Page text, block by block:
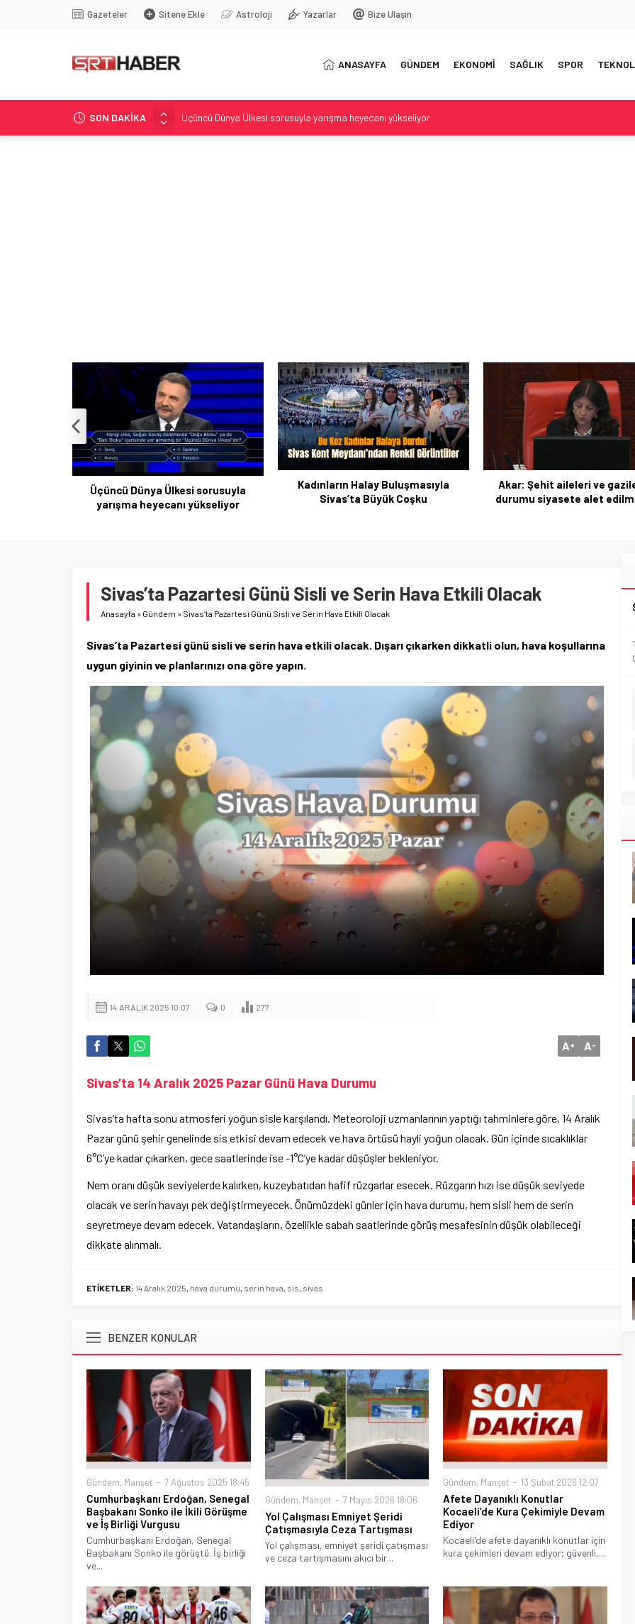
Gazeteler Sitene Ekle Astroloji Yazarlar Bize Ulaşın
ANASAYFA GÜNDEM EKONOMİ SAĞLIK SPOR
SON DAKİKA
Üçüncü Dünya Ülkesi sorusuyla yarışma heyecanı yükseliyor
Kadınların Halay Buluşmasıyla Sivas’ta Büyük Coşku
Üçüncü Dünya Ülkesi sorusuyla
yarışma heyecanı yükseliyor
Kadınların Halay Buluşmasıyla
Sivas’ta Büyük Coşku
Akar: Şehit aileleri ve
durumu siyasete alet
Sivas’ta Pazartesi Günü Sisli ve Serin Hava Etkili Olacak
Anasayfa » Gündem » Sivas’ta Pazartesi Günü Sisli ve Serin Hava Etkili Olacak
Sivas’ta Pazartesi günü sisli ve serin hava etkili olacak. Dışarı çıkarken dikkatli olun, hava koşullarına
uygun giyinin ve planlarınızı ona göre yapın.
14 ARALIK 2025 10:07 0 277
A+ A-
Sivas’ta 14 Aralık 2025 Pazar Günü Hava Durumu
Sivas’ta hafta sonu atmosferi yoğun sisle karşılandı. Meteoroloji uzmanlarının yaptığı tahminlere göre, 14 Aralık
Pazar günü şehir genelinde sis etkisi devam edecek ve hava örtüsü hayli yoğun olacak. Gün içinde sıcaklıklar
6°C’ye kadar çıkarken, gece saatlerinde ise -1°C’ye kadar düşüşler bekleniyor.
Nem oranı düşük seviyelerde kalırken, kuzeybatıdan hafif rüzgarlar esecek. Rüzgarın hızı ise düşük seviyede
olacak ve serin havayı pek değiştirmeyecek. Önümüzdeki günler için hava durumu, hem sisli hem de serin
seyretmeye devam edecek. Vatandaşların, özellikle sabah saatlerinde görüş mesafesinin düşük olabileceği
dikkate alınmalı.
ETİKETLER: 14 Aralık 2025, hava durumu, serin hava, sis, sivas
BENZER KONULAR
Gündem, Manşet 7 Ağustos 2025 18:45
Cumhurbaşkanı Erdoğan, Senegal
Başbakanı Sonko ile İkili Görüşme
ve İş Birliği Vurgusu
Cumhurbaşkanı Erdoğan, Senegal
Başbakanı Sonko ile görüştü. İş birliği
ve...
Gündem, Manşet 7 Mayıs 2026 18:06
Yol Çalışması Emniyet Şeridi
Çatışmasıyla Ceza Tartışması
Yol çalışması, emniyet şeridi çatışması
ve ceza tartışmasını akıcı bir...
Gündem, Manşet 13 Şubat 2026 12:07
Afete Dayanıklı Konutlar
Kocaeli’de Kura Çekimiyle Devam
Ediyor
Kocaeli'de afete dayanıklı konutlar için
kura çekimleri devam ediyor; güvenli,...